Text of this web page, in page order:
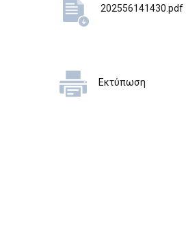
202556141430.pdf
Εκτύπωση